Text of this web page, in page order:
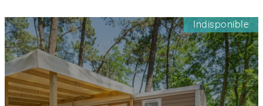
Indisponible